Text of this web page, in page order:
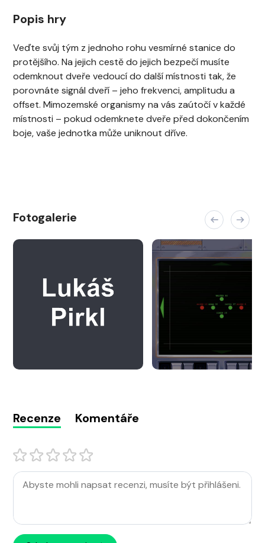
Popis hry
Veďte svůj tým z jednoho rohu vesmírné stanice do
protějšího. Na jejich cestě do jejich bezpečí musíte
odemknout dveře vedoucí do další místnosti tak, že
porovnáte signál dveří – jeho frekvenci, amplitudu a
offset. Mimozemské organismy na vás zaútočí v každé
místnosti – pokud odemknete dveře před dokončením
boje, vaše jednotka může uniknout dříve.
Fotogalerie
Recenze Komentáře